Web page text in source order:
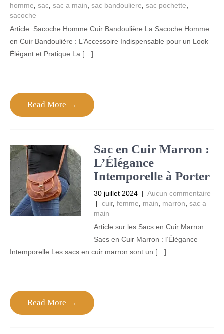
homme sac sac a main sac bandouliere sac pochette
sacoche
Article: Sacoche Homme Cuir Bandoulière La Sacoche Homme
en Cuir Bandoulière : L’Accessoire Indispensable pour un Look
Élégant et Pratique La […]
Read More →
Sac en Cuir Marron :
L’Élégance
Intemporelle à Porter
30 juillet 2024 | Aucun commentaire
| cuir, femme main marron sac a
main
Article sur les Sacs en Cuir Marron
Sacs en Cuir Marron : l’Élégance
Intemporelle Les sacs en cuir marron sont un […]
Read More →